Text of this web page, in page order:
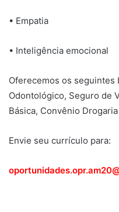
• Empatia
• Inteligência emocional
Oferecemos os seguintes
Odontológico, Seguro de
Básica, Convênio
Envie seu currículo para: